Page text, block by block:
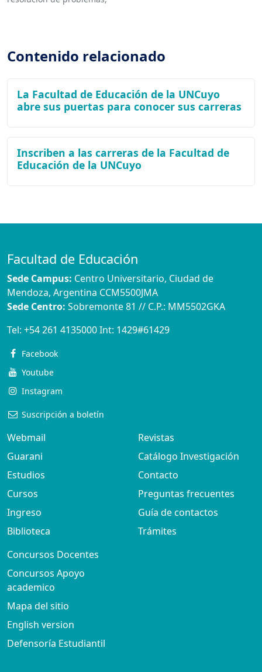
Contenido relacionado
La Facultad de Educación de la UNCuyo
abre sus puertas para conocer sus carreras
Inscriben a las carreras de la Facultad de
Educación de la UNCuyo
Facultad de Educación
Sede Campus: Centro Universitario, Ciudad de
Mendoza, Argentina CCM5500JMA
Sede Centro: Sobremonte 81 // C.P.: MM5502GKA
Tel: +54 261 4135000Int: 1429#61429
Facebook
Youtube
Instagram
Suscripción a boletín
Webmail
Guarani
Estudios
Cursos
Ingreso
Biblioteca
Revistas
Catálogo Investigación
Contacto
Preguntas frecuentes
Guía de contactos
Trámites
Concursos Docentes
Concursos Apoyo
academico
Mapa del sitio
English version
Defensoría Estudiantil